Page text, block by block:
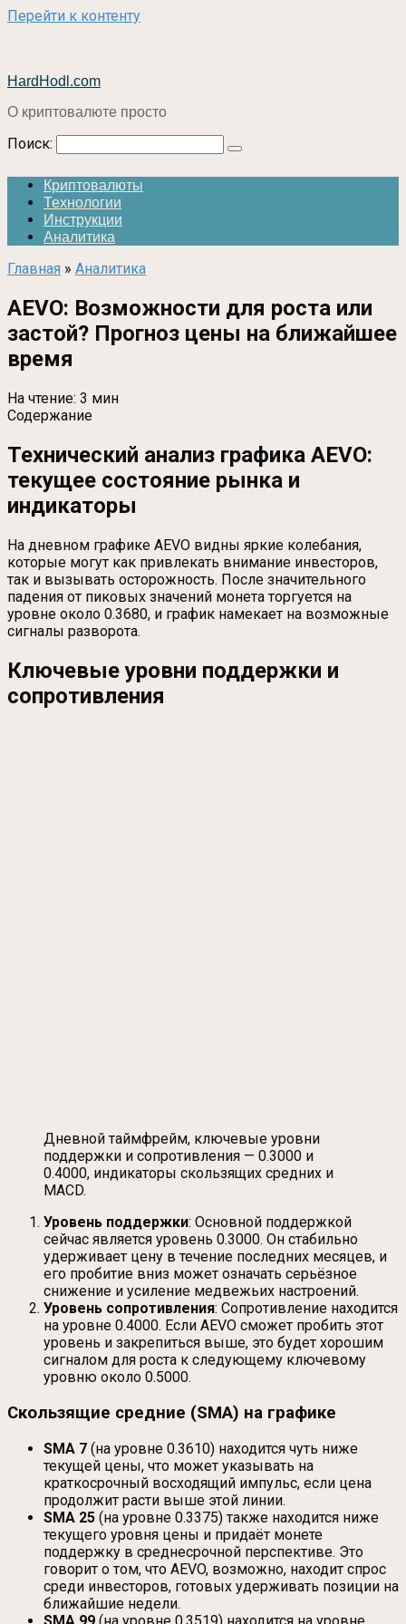
Перейти к контенту
HardHodl.com
О криптовалюте просто
Поиск:
Криптовалюты
Технологии
Инструкции
Аналитика
Главная » Аналитика
AEVO: Возможности для роста или
застой? Прогноз цены на ближайшее
время
На чтение: 3 мин
Содержание
Технический анализ графика AEVO:
текущее состояние рынка и
индикаторы
На дневном графике AEVO видны яркие колебания,
которые могут как привлекать внимание инвесторов,
так и вызывать осторожность. После значительного
падения от пиковых значений монета торгуется на
уровне около 0.3680, и график намекает на возможные
сигналы разворота.
Ключевые уровни поддержки и
сопротивления
Дневной таймфрейм, ключевые уровни
поддержки и сопротивления — 0.3000 и
0.4000, индикаторы скользящих средних и
MACD.
Уровень поддержки: Основной поддержкой
сейчас является уровень 0.3000. Он стабильно
удерживает цену в течение последних месяцев, и
его пробитие вниз может означать серьёзное
снижение и усиление медвежьих настроений.
Уровень сопротивления: Сопротивление находится
на уровне 0.4000. Если AEVO сможет пробить этот
уровень и закрепиться выше, это будет хорошим
сигналом для роста к следующему ключевому
уровню около 0.5000.
Скользящие средние (SMA) на графике
SMA 7 (на уровне 0.3610) находится чуть ниже
текущей цены, что может указывать на
краткосрочный восходящий импульс, если цена
продолжит расти выше этой линии.
SMA 25 (на уровне 0.3375) также находится ниже
текущего уровня цены и придаёт монете
поддержку в среднесрочной перспективе. Это
говорит о том, что AEVO, возможно, находит спрос
среди инвесторов, готовых удерживать позиции на
ближайшие недели.